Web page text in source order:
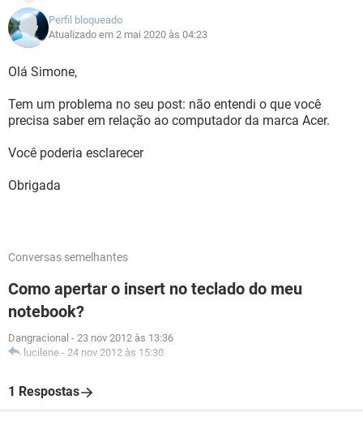
Perfil bloqueado
Atualizado em 2 mai 2020 às 04:23
Olá Simone,
Tem um problema no seu post: não entendi o que você
precisa saber em relação ao computador da marca Acer.
Você poderia esclarecer
Obrigada
Conversas semelhantes
Como apertar o insert no teclado do meu
notebook?
Dangracional - 23 nov 2012 às 13:36
lucilene - 24 nov 2012 às 15:30
1 Respostas